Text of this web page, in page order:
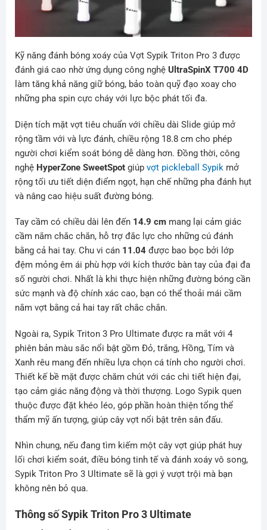
Kỹ năng đánh bóng xoáy của Vợt Sypik Triton Pro 3 được
đánh giá cao nhờ ứng dụng công nghệ UltraSpinX T700 4D
làm tăng khả năng giữ bóng, bảo toàn quỹ đạo xoay cho
những pha spin cực cháy với lực bộc phát tối đa.
Diện tích mặt vợt tiêu chuẩn với chiều dài Slide giúp mở
rộng tầm với và lực đánh, chiều rộng 18.8 cm cho phép
người chơi kiểm soát bóng dễ dàng hơn. Đồng thời, công
nghệ HyperZone SweetSpotgiúp vợt pickleball Sypikmở
rộng tối ưu tiết diện điểm ngọt, hạn chế những pha đánh hụt
và nâng cao hiệu suất đường bóng.
Tay cầm có chiều dài lên đến 14.9 cmmang lại cảm giác
cầm nắm chắc chắn, hỗ trợ đắc lực cho những cú đánh
bằng cả hai tay. Chu vi cán 11.04được bao bọc bởi lớp
đệm mỏng êm ái phù hợp với kích thước bàn tay của đại đa
số người chơi. Nhất là khi thực hiện những đường bóng cần
sức mạnh và độ chính xác cao, bạn có thể thoải mái cầm
nắm vợt bằng cả hai tay rất chắc chắn.
Ngoài ra, Sypik Triton 3 Pro Ultimate được ra mắt với 4
phiên bản màu sắc nổi bật gồm Đỏ, trắng, Hồng, Tím và
Xanh rêu mang đến nhiều lựa chọn cá tính cho người chơi.
Thiết kế bề mặt được chăm chút với các chi tiết hiện đại,
tạo cảm giác năng động và thời thượng. Logo Sypik quen
thuộc được đặt khéo léo, góp phần hoàn thiện tổng thể
thẩm mỹ ấn tượng, giúp cây vợt nổi bật trên sân đấu.
Nhìn chung, nếu đang tìm kiếm một cây vợt giúp phát huy
lối chơi kiểm soát, điều bóng tinh tế và đánh xoáy vô song,
Sypik Triton Pro 3 Ultimate sẽ là gợi ý vượt trội mà bạn
không nên bỏ qua.
Thông số Sypik Triton Pro 3 Ultimate